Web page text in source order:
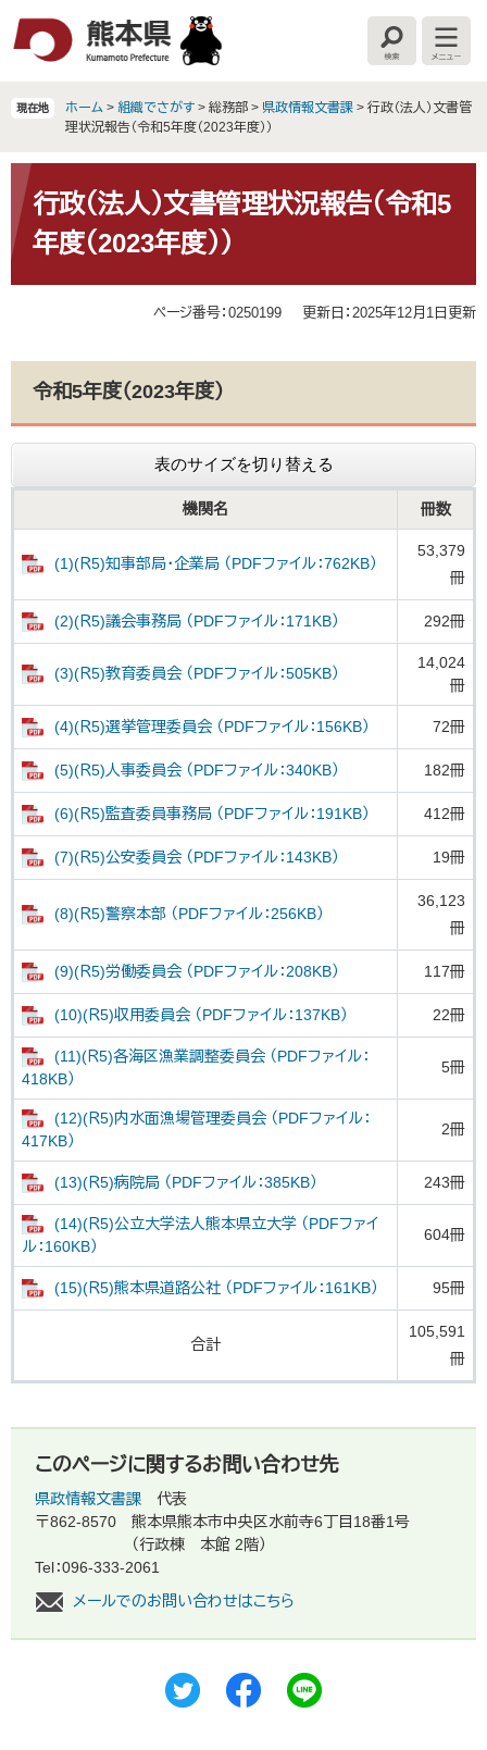
文
へ
検
索
メ
ニ
ー
現在地 ホーム > 組織でさがす > 総務部 > 県政情報文書課 > 行政（法人）文書管
理状況報告（令和5年度（2023年度））
文 行政（法人）文書管理状況報告（令和5
年度（2023年度））
ページ番号：0250199 更新日：2025年12月1日更新
令和5年度（2023年度）
表のサイズを切り替える
機関名 冊数
(1)(Ｒ5)知事部局・企業局 （PDFファイル：762KB）
53,379
冊
(2)(Ｒ5)議会事務局 （PDFファイル：171KB） 292冊
(3)(Ｒ5)教育委員会 （PDFファイル：505KB）
14,024
冊
(4)(Ｒ5)選挙管理委員会 （PDFファイル：156KB） 72冊
(5)(Ｒ5)人事委員会 （PDFファイル：340KB） 182冊
(6)(Ｒ5)監査委員事務局 （PDFファイル：191KB） 412冊
(7)(Ｒ5)公安委員会 （PDFファイル：143KB） 19冊
(8)(Ｒ5)警察本部 （PDFファイル：256KB）
36,123
冊
(9)(Ｒ5)労働委員会 （PDFファイル：208KB） 117冊
(10)(Ｒ5)収用委員会 （PDFファイル：137KB） 22冊
(11)(Ｒ5)各海区漁業調整委員会 （PDFファイル：
418KB）
5冊
(12)(Ｒ5)内水面漁場管理委員会 （PDFファイル：
417KB）
2冊
(13)(Ｒ5)病院局 （PDFファイル：385KB） 243冊
(14)(Ｒ5)公立大学法人熊本県立大学 （PDFファイ
ル：160KB）
604冊
(15)(Ｒ5)熊本県道路公社 （PDFファイル：161KB） 95冊
合計
105,591
冊
このページに関するお問い合わせ先
県政情報文書課
代表
〒862-8570
熊本県熊本市中央区水前寺6丁目18番1号
（行政棟 本館 2階）
Tel：096-333-2061
メールでのお問い合わせはこちら